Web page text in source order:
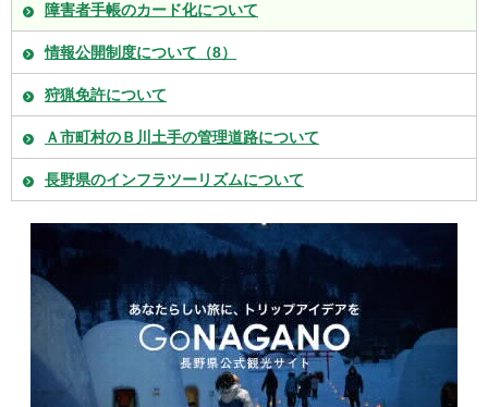
障害者手帳のカード化について
情報公開制度について（8）
狩猟免許について
Ａ市町村のＢ川土手の管理道路について
長野県のインフラツーリズムについて